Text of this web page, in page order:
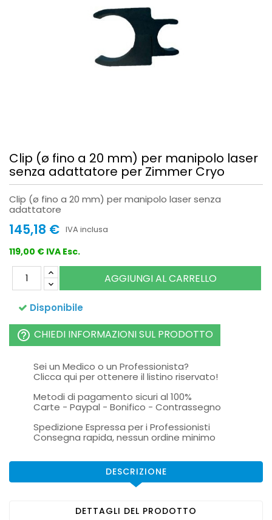
Clip (ø fino a 20 mm) per manipolo laser
senza adattatore per Zimmer Cryo
Clip (ø fino a 20 mm) per manipolo laser senza
adattatore
145,18 € IVA inclusa
119,00 € IVA Esc.
AGGIUNGI AL CARRELLO
Disponibile
help_outline CHIEDI INFORMAZIONI SUL PRODOTTO
Sei un Medico o un Professionista?
Clicca qui per ottenere il listino riservato!
Metodi di pagamento sicuri al 100%
Carte - Paypal - Bonifico - Contrassegno
Spedizione Espressa per i Professionisti
Consegna rapida, nessun ordine minimo
DESCRIZIONE
DETTAGLI DEL PRODOTTO